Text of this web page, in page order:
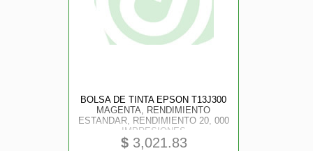
BOLSA DE TINTA EPSON T13J300
MAGENTA, RENDIMIENTO
ESTANDAR, RENDIMIENTO 20, 000
IMPRESIONES
$3,021.83